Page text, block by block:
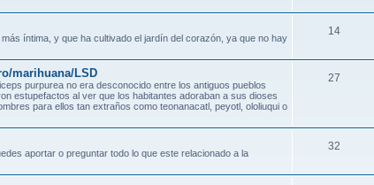
íntima, y que ha cultivado el jardín del corazón, ya que no hay
14
marihuana/LSD
purpurea no era desconocido entre los antiguos pueblos
estupefactos al ver que los habitantes adoraban a sus dioses
para ellos tan extraños como teonanacatl, peyotl, ololiuqui o
27
aportar o preguntar todo lo que este relacionado a la
32